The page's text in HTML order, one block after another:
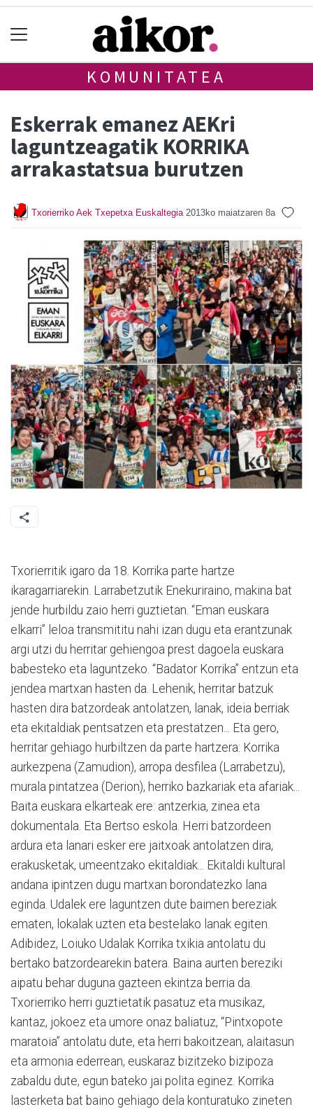
KOMUNITATEA
Eskerrak emanez AEKri
laguntzeagatik KORRIKA
arrakastatsua burutzen
Txorierriko Aek Txepetxa Euskaltegia 2013ko maiatzaren 8a
Txorierritik igaro da 18. Korrika parte hartze
ikaragarriarekin. Larrabetzutik Enekuriraino, makina bat
jende hurbildu zaio herri guztietan. “Eman euskara
elkarri” leloa transmititu nahi izan dugu eta erantzunak
argi utzi du herritar gehiengoa prest dagoela euskara
babesteko eta laguntzeko. “Badator Korrika” entzun eta
jendea martxan hasten da. Lehenik, herritar batzuk
hasten dira batzordeak antolatzen, lanak, ideia berriak
eta ekitaldiak pentsatzen eta prestatzen... Eta gero,
herritar gehiago hurbiltzen da parte hartzera: Korrika
aurkezpena (Zamudion), arropa desfilea (Larrabetzu),
murala pintatzea (Derion), herriko bazkariak eta afariak...
Baita euskara elkarteak ere: antzerkia, zinea eta
dokumentala. Eta Bertso eskola. Herri batzordeen
ardura eta lanari esker ere jaitxoak antolatzen dira,
erakusketak, umeentzako ekitaldiak... Ekitaldi kultural
andana ipintzen dugu martxan borondatezko lana
eginda. Udalek ere laguntzen dute baimen bereziak
ematen, lokalak uzten eta bestelako lanak egiten.
Adibidez, Loiuko Udalak Korrika txikia antolatu du
bertako batzordearekin batera. Baina aurten bereziki
aipatu behar duguna gazteen ekintza berria da.
Txorierriko herri guztietatik pasatuz eta musikaz,
kantaz, jokoez eta umore onaz baliatuz, “Pintxopote
maratoia” antolatu dute, eta herri bakoitzean, alaitasun
eta armonia ederrean, euskaraz bizitzeko bizipoza
zabaldu dute, egun bateko jai polita eginez. Korrika
lasterketa bat baino gehiago dela konturatuko zineten